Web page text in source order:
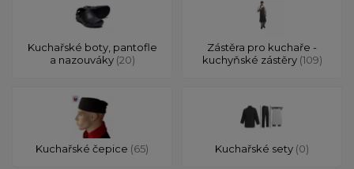
Kuchařské boty, pantofle
a nazouváky (20)
Zástěra pro kuchaře -
kuchyňské zástěry (109)
Kuchařské čepice (65) Kuchařské sety (0)